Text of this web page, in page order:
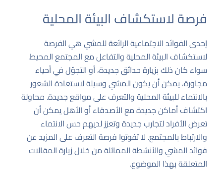
فرصة لاستكشاف البيئة المحلية
إحدى الفوائد الاجتماعية الرائعة للمشي هي الفرصة
لاستكشاف البيئة المحلية والتفاعل مع المجتمع المحيط.
سواء كان ذلك بزيارة حدائق جديدة، أو التجوّل في أحياء
مجاورة، يمكن أن يكون المشي وسيلة لاستعادة الشعور
بالانتماء للبيئة المحلية والتعرف على مواقع جديدة. محاولة
اكتشاف أماكن جديدة مع الأصدقاء أو الأهل يمكن أن
تعرض الأفراد لتجارب جديدة وتعزز لديهم حس الانتماء
والارتباط بالمجتمع. لا تفوتوا فرصة التعرف على المزيد عن
فوائد المشي والأنشطة المماثلة من خلال زيارةالمقالات
المتعلقة بهذا الموضوع.